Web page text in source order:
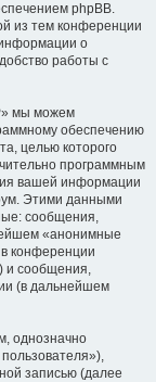
phpBB.
из тем конференции
о
работы с
мы можем
обеспечению
целью которого
программным
вашей информации
Этими данными
сообщения,
«анонимные
конференции
и сообщения,
(в дальнейшем
однозначно
записью (далее